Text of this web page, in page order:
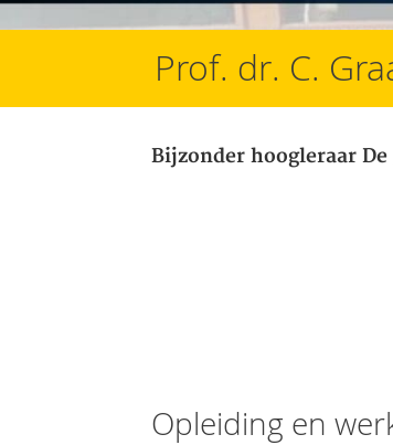
Prof. dr. C.
Bijzonder hoogleraar
Opleiding en